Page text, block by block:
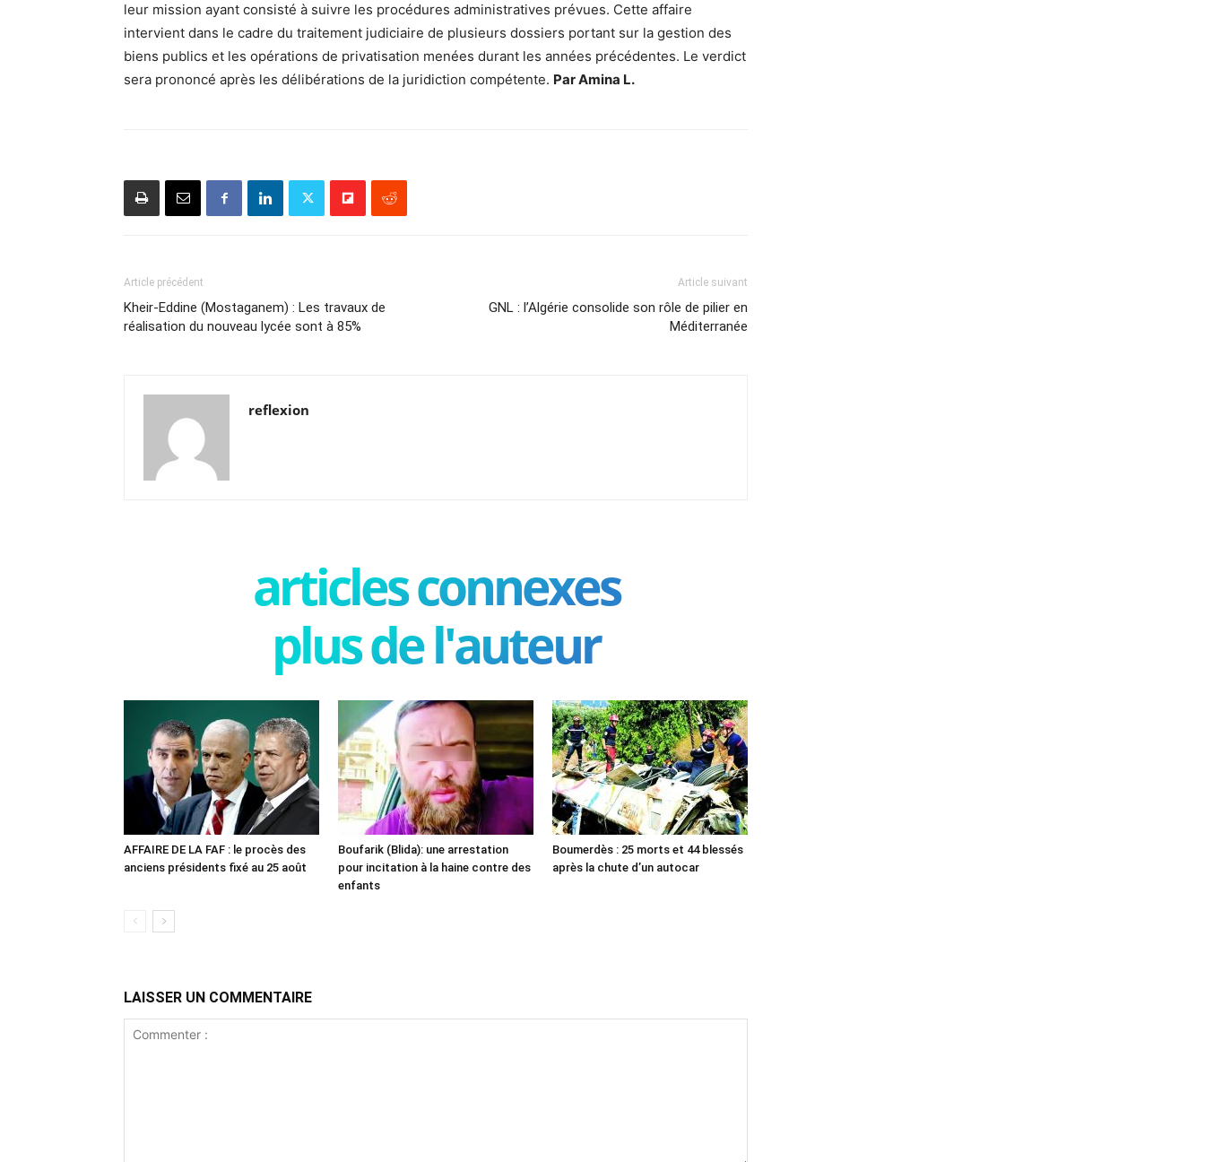
leur mission ayant consisté à suivre les procédures administratives prévues. Cette affaire
intervient dans le cadre du traitement judiciaire de plusieurs dossiers portant sur la gestion des
biens publics et les opérations de privatisation menées durant les années précédentes. Le verdict
sera prononcé après les délibérations de la juridiction compétente. Par Amina L.
Article précédent
Kheir-Eddine (Mostaganem) : Les travaux de
réalisation du nouveau lycée sont à 85%
Article suivant
GNL : l’Algérie consolide son rôle de pilier en
Méditerranée
reflexion
articles connexes
plus de l'auteur
AFFAIRE DE LA FAF : le procès des
anciens présidents fixé au 25 août
Boufarik (Blida): une arrestation
pour incitation à la haine contre des
enfants
Boumerdès : 25 morts et 44 blessés
après la chute d’un autocar
LAISSER UN COMMENTAIRE